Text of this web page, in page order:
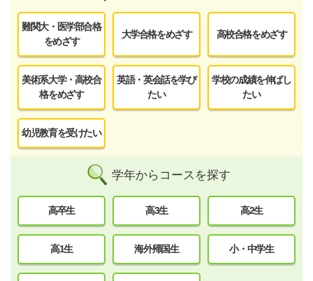
難関大・医学部合格
をめざす
大学合格をめざす 高校合格をめざす
美術系大学・高校合
格をめざす
英語・英会話を学び
たい
学校の成績を伸ばし
たい
幼児教育を受けたい
学年からコースを探す
高卒生 高3生 高2生
高1生 海外帰国生 小・中学生